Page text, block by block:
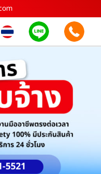
5521